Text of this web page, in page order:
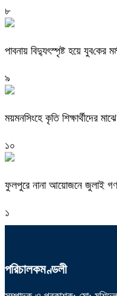
৮
পাবনায় বিদ্যুৎস্পৃষ্ট হয়ে যুব‌কের
৯
ময়মনসিংহে কৃতি শিক্ষার্থীদের
১০
ফুলপুরে নানা আয়োজনে জুলাই
১
পরিচালকমণ্ডলী